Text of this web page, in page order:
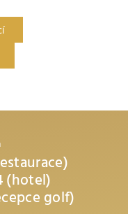
(hotel)
golf)